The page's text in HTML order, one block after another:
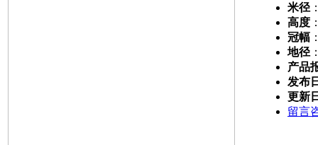
米径
高度
冠幅
地径
产品
发布
更新
留言